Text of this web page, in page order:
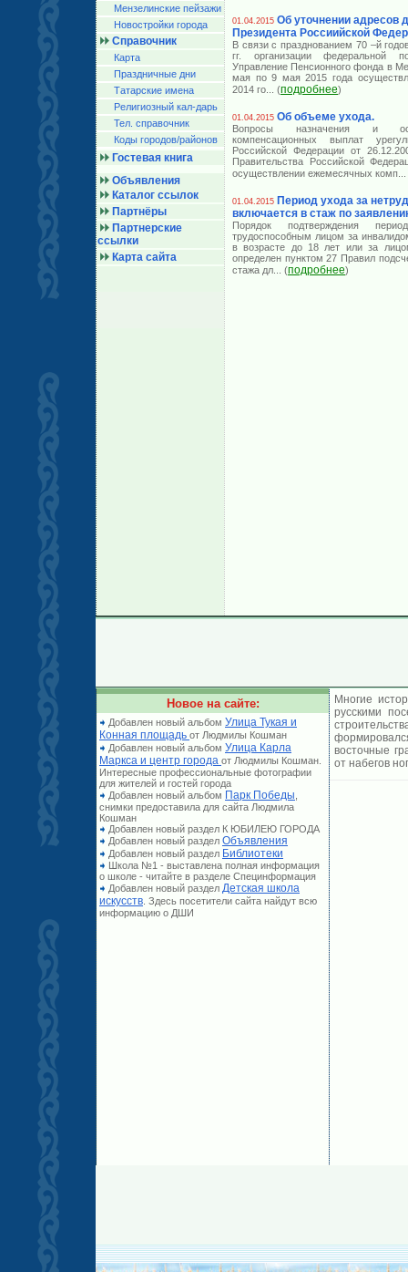
Мензелинские пейзажи
Новостройки города
Справочник
Карта
Праздничные дни
Татарские имена
Религиозный кал-дарь
Тел. справочник
Коды городов/райoнов
Гостевая книга
Объявления
Каталог ссылок
Партнёры
Партнерские
ссылки
Карта сайта
01.04.2015 Об уточнении адресов
Президента Россиийской
В связи с празднованием 70 –й
гг. организации федеральной
Управление Пенсионного фонда в
мая по 9 мая 2015 года
2014 го ... (подробнее)
01.04.2015 Об объеме ухода.
Вопросы назначения и
компенсационных выплат
Российской Федерации от
Правительства Российской
осуществлении ежемесячных комп
01.04.2015 Период ухода за
включается в стаж по
Порядок подтверждения
трудоспособным лицом за
в возрасте до 18 лет или за
определен пунктом 27 Правил
стажа дл ... (подробнее)
Новое на сайте:
Добавлен новый альбом Улица Тукая и
Конная площадь от Людмилы Кошман
Добавлен новый альбом Улица Карла
Маркса и центр города от Людмилы Кошман.
Интересные профессиональные фотографии
для жителей и гостей города
Добавлен новый альбом Парк Победы
снимки предоставила для сайта Людмила
Кошман
Добавлен новый раздел К ЮБИЛЕЮ ГОРОДА
Добавлен новый раздел Объявления
Добавлен новый раздел Библиотеки
Школа №1 - выставлена полная информация
о школе - читайте в разделе Специнформация
Добавлен новый раздел Детская школа
искусств . Здесь посетители сайта найдут всю
информацию о ДШИ
Многие
русскими
восточные
от набегов